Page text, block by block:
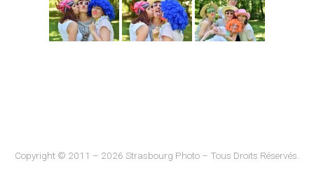
Copyright © 2011 – 2026 Strasbourg Photo – Tous Droits Réservés.